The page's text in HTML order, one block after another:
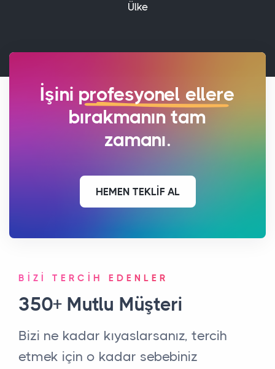
Ülke
İşini profesyonel ellere
bırakmanın tam
zamanı.
HEMEN TEKLİF AL
BİZİ TERCİH EDENLER
350+ Mutlu Müşteri
Bizi ne kadar kıyaslarsanız, tercih
etmek için o kadar sebebiniz